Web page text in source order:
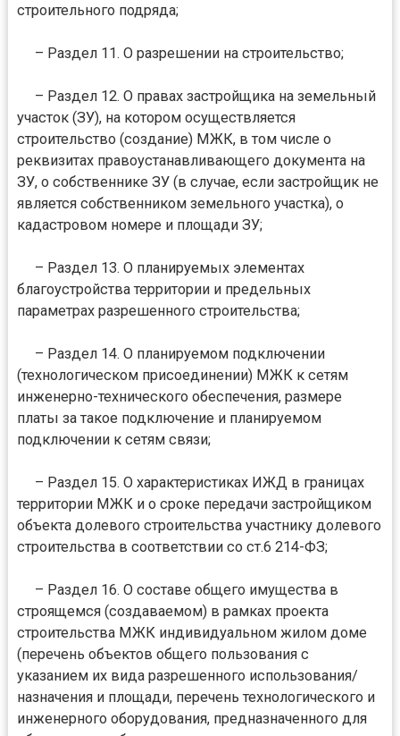
строительного подряда;
– Раздел 11. О разрешении на строительство;
– Раздел 12. О правах застройщика на земельный
участок (ЗУ), на котором осуществляется
строительство (создание) МЖК, в том числе о
реквизитах правоустанавливающего документа на
ЗУ, о собственнике ЗУ (в случае, если застройщик не
является собственником земельного участка), о
кадастровом номере и площади ЗУ;
– Раздел 13. О планируемых элементах
благоустройства территории и предельных
параметрах разрешенного строительства;
– Раздел 14. О планируемом подключении
(технологическом присоединении) МЖК к сетям
инженерно-технического обеспечения, размере
платы за такое подключение и планируемом
подключении к сетям связи;
– Раздел 15. О характеристиках ИЖД в границах
территории МЖК и о сроке передачи застройщиком
объекта долевого строительства участнику долевого
строительства в соответствии со ст.6 214-ФЗ;
– Раздел 16. О составе общего имущества в
строящемся (создаваемом) в рамках проекта
строительства МЖК индивидуальном жилом доме
(перечень объектов общего пользования с
указанием их вида разрешенного использования/
назначения и площади, перечень технологического и
инженерного оборудования, предназначенного для